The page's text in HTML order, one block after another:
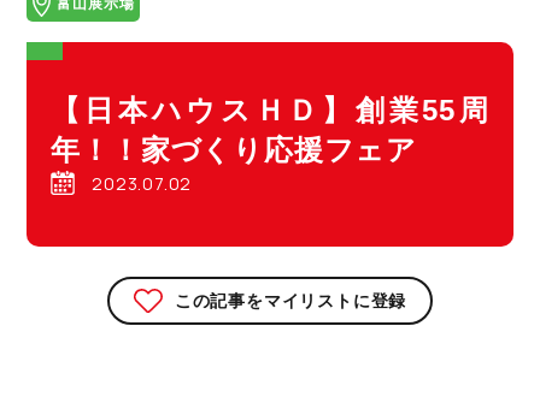
富山展示場
【日本ハウスＨＤ】創業55周
年！！家づくり応援フェア
2023.07.02
この記事をマイリストに登録